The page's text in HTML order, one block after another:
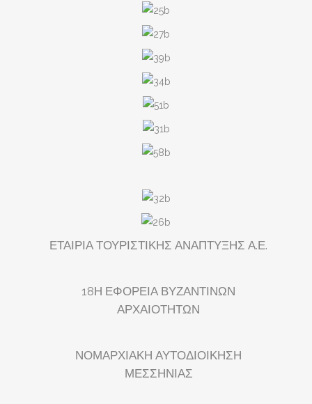
ΕΤΑΙΡΙΑ ΤΟΥΡΙΣΤΙΚΗΣ ΑΝΑΠΤΥΞΗΣ Α.Ε.
18Η ΕΦΟΡΕΙΑ ΒΥΖΑΝΤΙΝΩΝ
ΑΡΧΑΙΟΤΗΤΩΝ
ΝΟΜΑΡΧΙΑΚΗ ΑΥΤΟΔΙΟΙΚΗΣΗ
ΜΕΣΣΗΝΙΑΣ